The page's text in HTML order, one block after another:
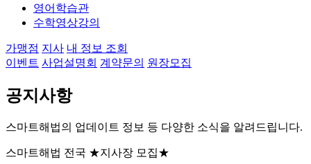
영어학습관
수학영상강의
가맹점 지사 내 정보 조회
이벤트 사업설명회 계약문의 원장모집
공지사항
스마트해법의 업데이트 정보 등 다양한 소식을 알려드립니다.
스마트해법 전국 ★지사장 모집★